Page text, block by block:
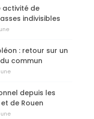
activité de
indivisibles
: retour sur un
commun
depuis les
de Rouen